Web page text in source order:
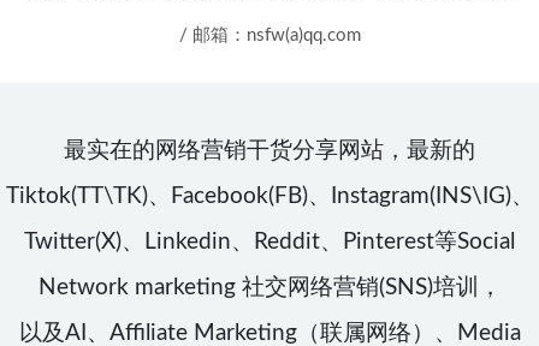
/ 邮箱：nsfw(a)qq.com
最实在的网络营销干货分享网站，最新的
Tiktok(TT\TK)、Facebook(FB)、Instagram(INS\IG)、
Twitter(X)、Linkedin、Reddit、Pinterest等Social
Network marketing 社交网络营销(SNS)培训，
以及AI、Affiliate Marketing（联属网络）、Media